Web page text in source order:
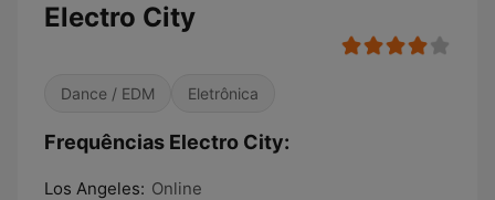
Electro City
Dance / EDM Eletrônica
Frequências Electro City:
Los Angeles: Online